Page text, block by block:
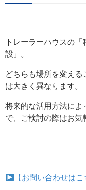
トレーラーハウスの
設」。
どちらも場所を変え
は大きく異なります。
将来的な活用方法によ
で、ご検討の際はお気
【お問い合わせはこ